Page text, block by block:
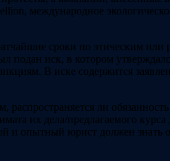
международное
сроки по этическим
иск, в котором
В иске содержится
ли
их дела/предлагаемого курса
и опытный юрист должен знать